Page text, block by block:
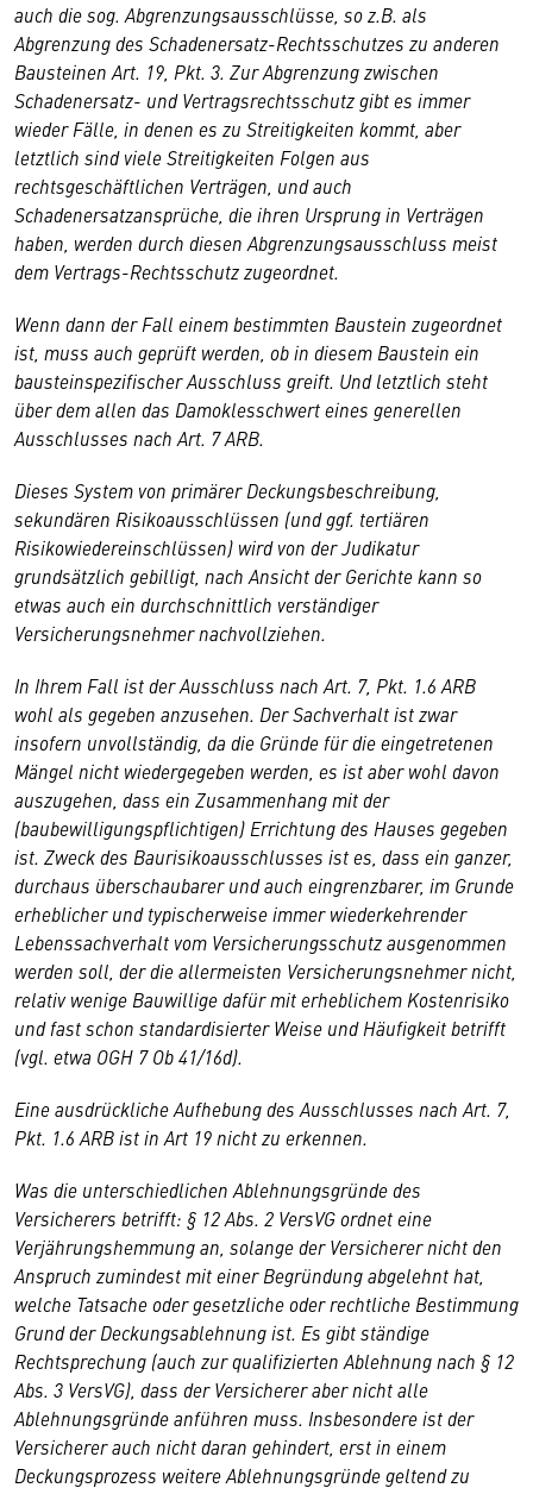
auch die sog. Abgrenzungsausschlüsse, so z.B. als
Abgrenzung des Schadenersatz-Rechtsschutzes zu anderen
Bausteinen Art. 19, Pkt. 3. Zur Abgrenzung zwischen
Schadenersatz- und Vertragsrechtsschutz gibt es immer
wieder Fälle, in denen es zu Streitigkeiten kommt, aber
letztlich sind viele Streitigkeiten Folgen aus
rechtsgeschäftlichen Verträgen, und auch
Schadenersatzansprüche, die ihren Ursprung in Verträgen
haben, werden durch diesen Abgrenzungsausschluss meist
dem Vertrags-Rechtsschutz zugeordnet.
Wenn dann der Fall einem bestimmten Baustein zugeordnet
ist, muss auch geprüft werden, ob in diesem Baustein ein
bausteinspezifischer Ausschluss greift. Und letztlich steht
über dem allen das Damoklesschwert eines generellen
Ausschlusses nach Art. 7 ARB.
Dieses System von primärer Deckungsbeschreibung,
sekundären Risikoausschlüssen (und ggf. tertiären
Risikowiedereinschlüssen) wird von der Judikatur
grundsätzlich gebilligt, nach Ansicht der Gerichte kann so
etwas auch ein durchschnittlich verständiger
Versicherungsnehmer nachvollziehen.
In Ihrem Fall ist der Ausschluss nach Art. 7, Pkt. 1.6 ARB
wohl als gegeben anzusehen. Der Sachverhalt ist zwar
insofern unvollständig, da die Gründe für die eingetretenen
Mängel nicht wiedergegeben werden, es ist aber wohl davon
auszugehen, dass ein Zusammenhang mit der
(baubewilligungspflichtigen) Errichtung des Hauses gegeben
ist. Zweck des Baurisikoausschlusses ist es, dass ein ganzer,
durchaus überschaubarer und auch eingrenzbarer, im Grunde
erheblicher und typischerweise immer wiederkehrender
Lebenssachverhalt vom Versicherungsschutz ausgenommen
werden soll, der die allermeisten Versicherungsnehmer nicht,
relativ wenige Bauwillige dafür mit erheblichem Kostenrisiko
und fast schon standardisierter Weise und Häufigkeit betrifft
(vgl. etwa OGH 7 Ob 41/16d).
Eine ausdrückliche Aufhebung des Ausschlusses nach Art. 7,
Pkt. 1.6 ARB ist in Art 19 nicht zu erkennen.
Was die unterschiedlichen Ablehnungsgründe des
Versicherers betrifft: § 12 Abs. 2 VersVG ordnet eine
Verjährungshemmung an, solange der Versicherer nicht den
Anspruch zumindest mit einer Begründung abgelehnt hat,
welche Tatsache oder gesetzliche oder rechtliche Bestimmung
Grund der Deckungsablehnung ist. Es gibt ständige
Rechtsprechung (auch zur qualifizierten Ablehnung nach § 12
Abs. 3 VersVG), dass der Versicherer aber nicht alle
Ablehnungsgründe anführen muss. Insbesondere ist der
Versicherer auch nicht daran gehindert, erst in einem
Deckungsprozess weitere Ablehnungsgründe geltend zu